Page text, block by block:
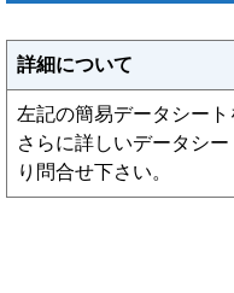
詳細について
左記の簡易データシート
さらに詳しいデータシ
り問合せ下さい。